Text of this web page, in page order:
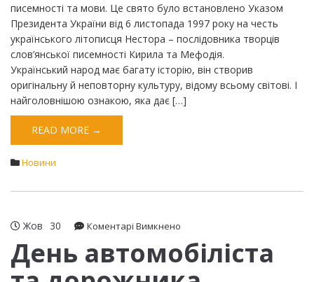
писемності та мови. Це свято було встановлено Указом
Президента України від 6 листопада 1997 року на честь
українського літописця Нестора – послідовника творців
слов’янської писемності Кирила та Мефодія.
Український народ має багату історію, він створив
оригінальну й неповторну культуру, відому всьому світові. І
найголовнішою ознакою, яка дає […]
READ MORE →
Новини
Жов 30 Коментарі Вимкнено
День
автомобіліста
День автомобіліста